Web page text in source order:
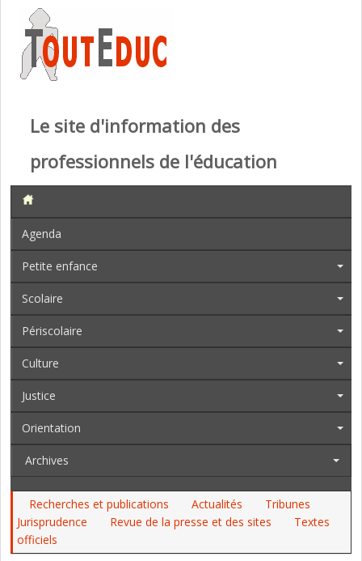
Le site d'information des
professionnels de l'éducation
Agenda
Petite enfance
Scolaire
Périscolaire
Culture
Justice
Orientation
Archives
Recherches et publications Actualités
Tribunes
Jurisprudence
Revue de la presse et des sites
Textes
officiels